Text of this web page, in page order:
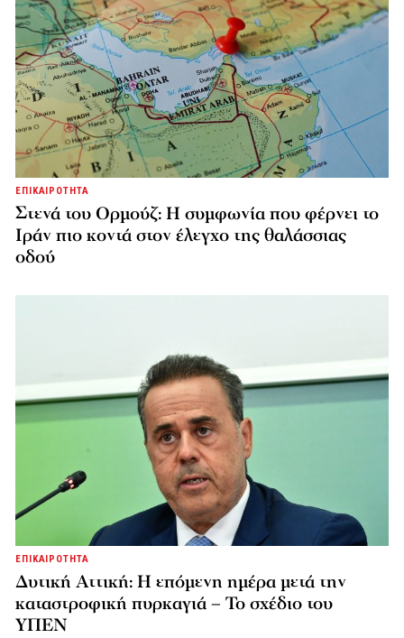
ΕΠΙΚΑΙΡΟΤΗΤΑ
Στενά του Ορμούζ: Η συμφωνία που φέρνει το
Ιράν πιο κοντά στον έλεγχο της θαλάσσιας
οδού
ΕΠΙΚΑΙΡΟΤΗΤΑ
Δυτική Αττική: Η επόμενη ημέρα μετά την
καταστροφική πυρκαγιά – Το σχέδιο του
ΥΠΕΝ